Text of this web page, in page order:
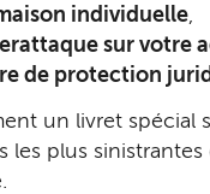
individuelle,
sur votre
de protection
un livret
les plus